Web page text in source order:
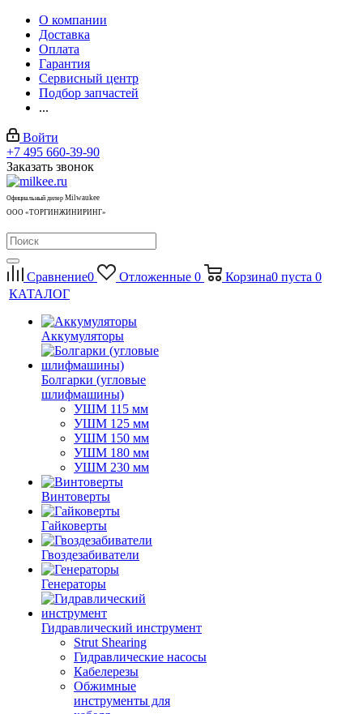
О компании
Доставка
Оплата
Гарантия
Сервисный центр
Подбор запчастей
...
Войти
+7 495 660-39-90
Заказать звонок
Официальный дилер Milwaukee
ООО «ТОРГИНЖИНИРИНГ»
Сравнение0 Отложенные 0 Корзина0 пуста 0
КАТАЛОГ
Аккумуляторы
Болгарки (угловые
шлифмашины)
УШМ 115 мм
УШМ 125 мм
УШМ 150 мм
УШМ 180 мм
УШМ 230 мм
Винтоверты
Гайковерты
Гвоздезабиватели
Генераторы
Гидравлический инструмент
Strut Shearing
Гидравлические насосы
Кабелерезы
Обжимные
инструменты для